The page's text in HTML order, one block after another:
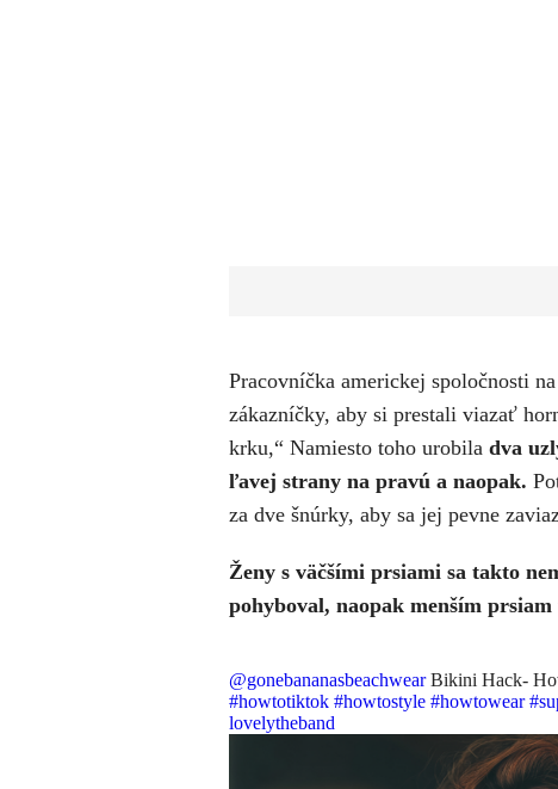
Pracovníčka americkej spoločnosti
zákazníčky, aby si prestali viazať
krku,“ Namiesto toho urobila dva
ľavej strany na pravú a naopak.
za dve šnúrky, aby sa jej pevne
Ženy s väčšími prsiami sa takto
pohyboval, naopak menším
@gonebananasbeachwearBikini Hack-
#howtotiktok #howtostyle #howtowear
lovelytheband